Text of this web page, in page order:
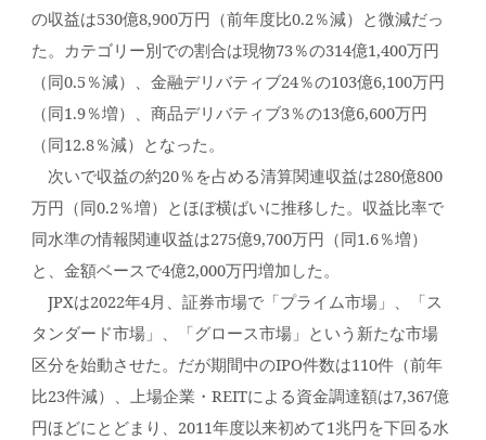
の収益は530億8,900万円（前年度比0.2％減）と微減だっ
た。カテゴリー別での割合は現物73％の314億1,400万円
（同0.5％減）、金融デリバティブ24％の103億6,100万円
（同1.9％増）、商品デリバティブ3％の13億6,600万円
（同12.8％減）となった。
次いで収益の約20％を占める清算関連収益は280億800
万円（同0.2％増）とほぼ横ばいに推移した。収益比率で
同水準の情報関連収益は275億9,700万円（同1.6％増）
と、金額ベースで4億2,000万円増加した。
JPXは2022年4月、証券市場で「プライム市場」、「ス
タンダード市場」、「グロース市場」という新たな市場
区分を始動させた。だが期間中のIPO件数は110件（前年
比23件減）、上場企業・REITによる資金調達額は7,367億
円ほどにとどまり、2011年度以来初めて1兆円を下回る水